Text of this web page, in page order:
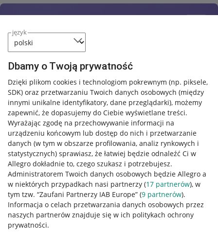
język
Dbamy o Twoją prywatność
Dzięki plikom cookies i technologiom pokrewnym (np. piksele,
SDK) oraz przetwarzaniu Twoich danych osobowych (między
innymi unikalne identyfikatory, dane przeglądarki), możemy
zapewnić, że dopasujemy do Ciebie wyświetlane treści.
Wyrażając zgodę na przechowywanie informacji na
urządzeniu końcowym lub dostęp do nich i przetwarzanie
danych (w tym w obszarze profilowania, analiz rynkowych i
statystycznych) sprawiasz, że łatwiej będzie odnaleźć Ci w
Allegro dokładnie to, czego szukasz i potrzebujesz.
Administratorem Twoich danych osobowych będzie Allegro a
w niektórych przypadkach nasi partnerzy (17 partnerów), w
tym tzw. “Zaufani Partnerzy IAB Europe” (9 partnerów).
Informacja o celach przetwarzania danych osobowych przez
naszych partnerów znajduje się w ich politykach ochrony
prywatności.
Przydatne informacje
Jak to działa